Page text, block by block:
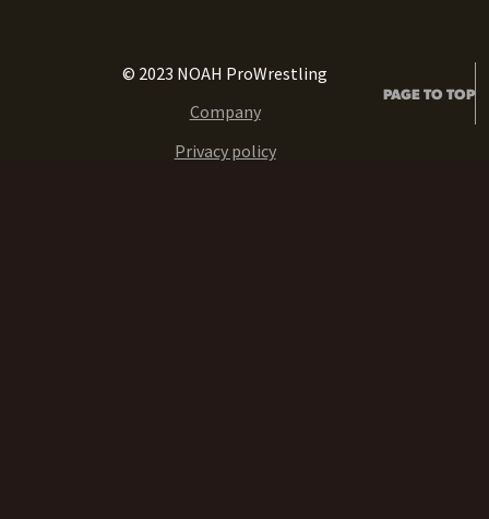
© 2023 NOAH ProWrestling
Company
Privacy policy
PAGE TO TOP